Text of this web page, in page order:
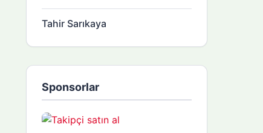
Tahir Sarıkaya
Sponsorlar